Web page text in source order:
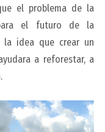
el problema de la
el futuro de la
la idea que crear un
a reforestar, a
.